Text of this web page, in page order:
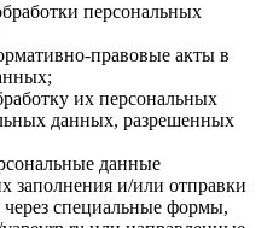
персональных
правовые акты в
их персональных
данных, разрешенных
данные
заполнения и/или отправки
через специальные формы,